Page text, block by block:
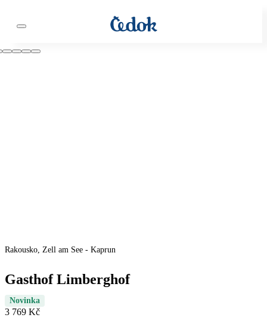
Rakousko, Zell am See - Kaprun
Gasthof Limberghof
Novinka
3 769 Kč